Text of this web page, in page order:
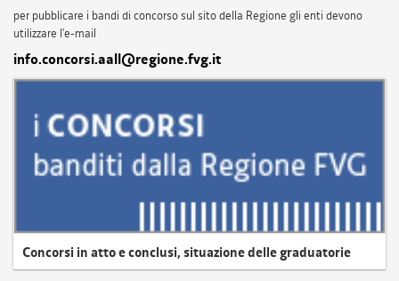
per pubblicare i bandi di concorso sul sito della Regione gli enti devono
utilizzare l'e-mail
info.concorsi.aall@regione.fvg.it
Concorsi in atto e conclusi, situazione delle graduatorie